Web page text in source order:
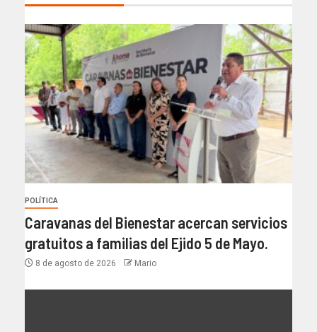
POLÍTICA
Caravanas del Bienestar acercan servicios
gratuitos a familias del Ejido 5 de Mayo.
8 de agosto de 2026 Mario